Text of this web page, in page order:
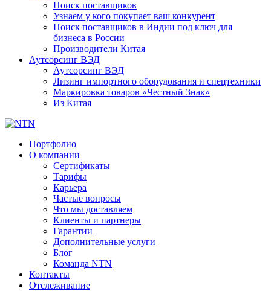
Поиск поставщиков
Узнаем у кого покупает ваш конкурент
Поиск поставщиков в Индии под ключ для
бизнеса в России
Производители Китая
Аутсорсинг ВЭД
Аутсорсинг ВЭД
Лизинг импортного оборудования и спецтехники
Маркировка товаров «Честный Знак»
Из Китая
Портфолио
О компании
Сертификаты
Тарифы
Карьера
Частые вопросы
Что мы доставляем
Клиенты и партнеры
Гарантии
Дополнительные услуги
Блог
Команда NTN
Контакты
Отслеживание